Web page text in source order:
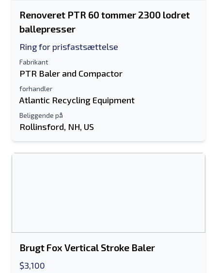
Renoveret PTR 60 tommer 2300 lodret
ballepresser
Ring for prisfastsættelse
Fabrikant
PTR Baler and Compactor
forhandler
Atlantic Recycling Equipment
Beliggende på
Rollinsford, NH, US
Brugt Fox Vertical Stroke Baler
$3,100